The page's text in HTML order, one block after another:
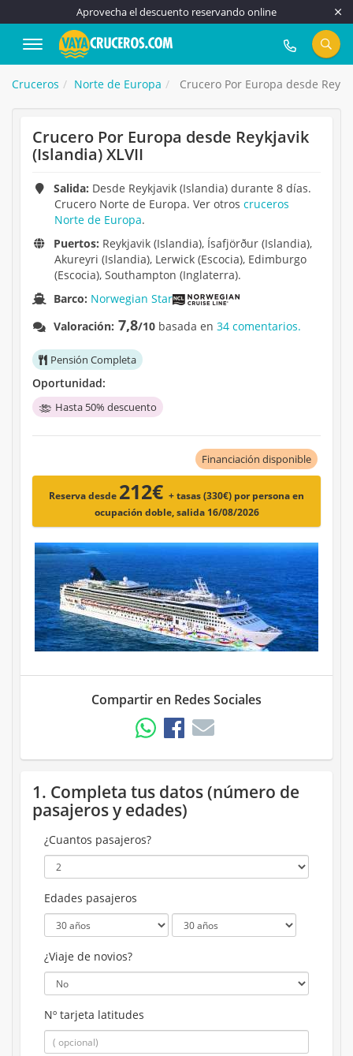
Aprovecha el descuento reservando online
917 815 555
Cruceros Norte de Europa Crucero Por Europa desde
Crucero Por Europa desde Reykjavik
(Islandia) XLVII
Salida: Desde Reykjavik (Islandia) durante 8 días.
Crucero Norte de Europa. Ver otros cruceros
Norte de Europa.
Puertos: Reykjavik (Islandia), Ísafjörður (Islandia),
Akureyri (Islandia), Lerwick (Escocia), Edimburgo
(Escocia), Southampton (Inglaterra).
Barco: Norwegian Star
Valoración: 7,8/10 basada en34 comentarios.
Pensión Completa
Oportunidad:
Hasta 50% descuento
Financiación disponible
Reserva desde 212€ + tasas (330€) por persona en
ocupación doble, salida 16/08/2026
Compartir en Redes Sociales
1. Completa tus datos (número de
pasajeros y edades)
¿Cuantos pasajeros?
Edades pasajeros
¿Viaje de novios?
Nº tarjeta latitudes